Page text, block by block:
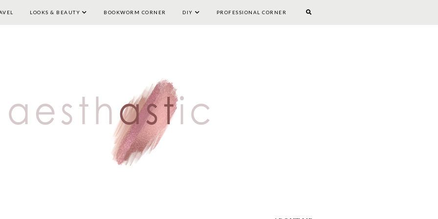
HOME LIFESTYLE TRAVEL LOOKS & BEAUTY BOOKWORM CORNER DIY
LOOKS & BEAUTY BOOKWORM CORNER DIY PROFESSIONAL CORNER